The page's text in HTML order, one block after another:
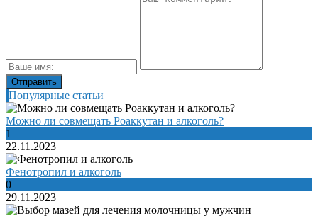
Популярные статьи
Можно ли совмещать Роаккутан и алкоголь?
1
22.11.2023
Фенотропил и алкоголь
0
29.11.2023